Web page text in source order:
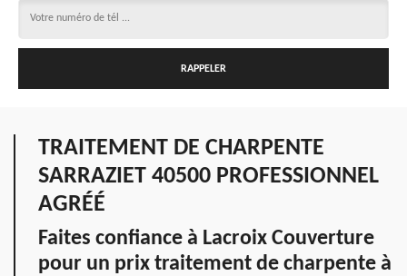
TRAITEMENT DE CHARPENTE
SARRAZIET 40500 PROFESSIONNEL
AGRÉÉ
Faites confiance à Lacroix Couverture
pour un prix traitement de charpente à